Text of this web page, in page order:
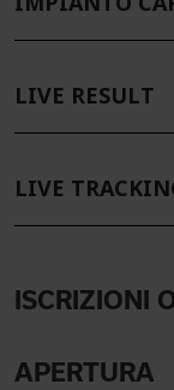
LIVE RESULT
LIVE
ISCRIZIONI
APERTURA